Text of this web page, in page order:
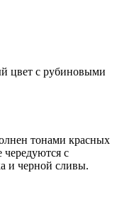
цвет с рубиновыми
тонами красных
с
и черной сливы.